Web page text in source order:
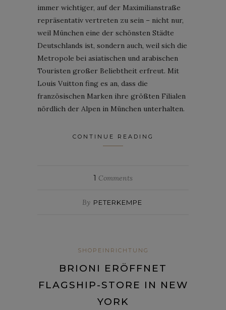
immer wichtiger, auf der Maximilianstraße
repräsentativ vertreten zu sein – nicht nur,
weil München eine der schönsten Städte
Deutschlands ist, sondern auch, weil sich die
Metropole bei asiatischen und arabischen
Touristen großer Beliebtheit erfreut. Mit
Louis Vuitton fing es an, dass die
französischen Marken ihre größten Filialen
nördlich der Alpen in München unterhalten.
CONTINUE READING
1 Comments
By PETERKEMPE
SHOPEINRICHTUNG
BRIONI ERÖFFNET
FLAGSHIP-STORE IN NEW
YORK